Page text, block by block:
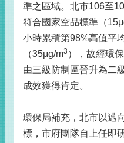
準之區域。北市106至
符合國家空品標準（
小時累積第98%高值平
（35μg/m3 ），故經環
由三級防制區晉升為二
成效獲得肯定。
環保局補充，北市以邁
標，市府團隊自上任即